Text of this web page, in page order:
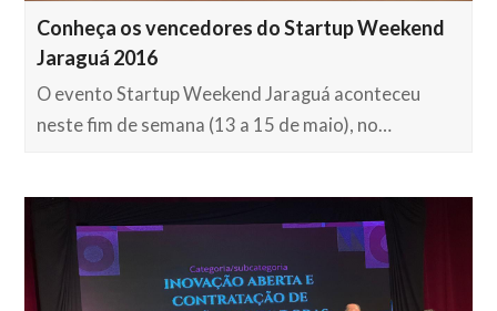
Conheça os vencedores do Startup Weekend
Jaraguá 2016
O evento Startup Weekend Jaraguá aconteceu
neste fim de semana (13 a 15 de maio), no…